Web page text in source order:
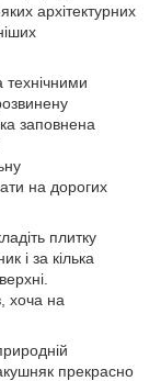
архітектурних
технічними
заповнена
на дорогих
плитку
і за кілька
хоча на
прекрасно